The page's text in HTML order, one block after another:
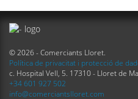
© 2026 - Comerciants Lloret.
Política de privacitat i protecció de
c. Hospital Vell, 5. 17310 - Lloret de
+34 601 927 502
info@comerciantslloret.com